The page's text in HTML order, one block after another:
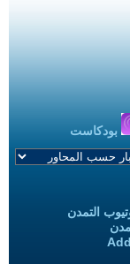
بودكاست
التمدن